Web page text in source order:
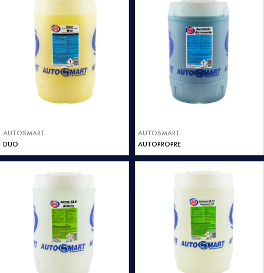
AUTOSMART
DUO
AUTOSMART
AUTOPROPRE